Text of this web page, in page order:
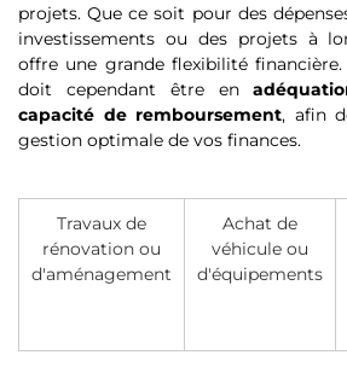
projets. Que ce soit pour des
investissements ou des projets à
offre une grande flexibilité
doit cependant être en
capacité de remboursement, afin
gestion optimale de vos finances.
Travaux de
rénovation ou
d'aménagement
Achat de
véhicule ou
d'équipements